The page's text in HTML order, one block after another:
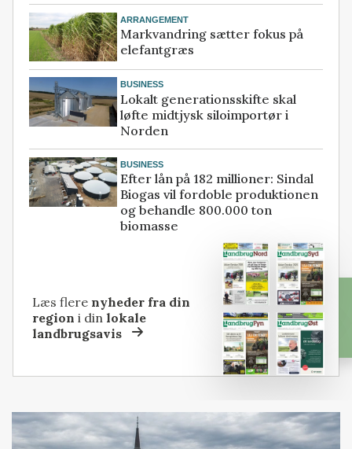
ARRANGEMENT
Markvandring sætter fokus på
elefantgræs
BUSINESS
Lokalt generationsskifte skal
løfte midtjysk siloimportør i
Norden
BUSINESS
Efter lån på 182 millioner: Sindal
Biogas vil fordoble produktionen
og behandle 800.000 ton
biomasse
Læs flere nyheder fra din
region i dinlokale
landbrugsavis